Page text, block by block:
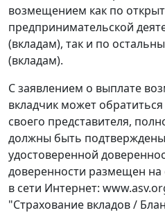
возмещением как по
предпринимательской
(вкладам), так и по
(вкладам).
С заявлением о выплате
вкладчик может
своего представителя,
должны быть
удостоверенной
доверенности размещен
в сети Интернет:
"Страхование вкладов /